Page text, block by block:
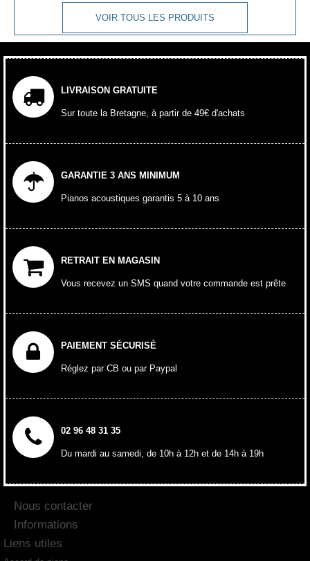
VOIR TOUS LES PRODUITS
LIVRAISON GRATUITE
Sur toute la Bretagne, à partir de 49€ d'achats
GARANTIE 3 ANS MINIMUM
Pianos acoustiques garantis 5 à 10 ans
RETRAIT EN MAGASIN
Vous recevez un SMS quand votre commande est prête
PAIEMENT SÉCURISÉ
Réglez par CB ou par Paypal
02 96 48 31 35
Du mardi au samedi, de 10h à 12h et de 14h à 19h
Nous contacter
Informations
Liens utiles